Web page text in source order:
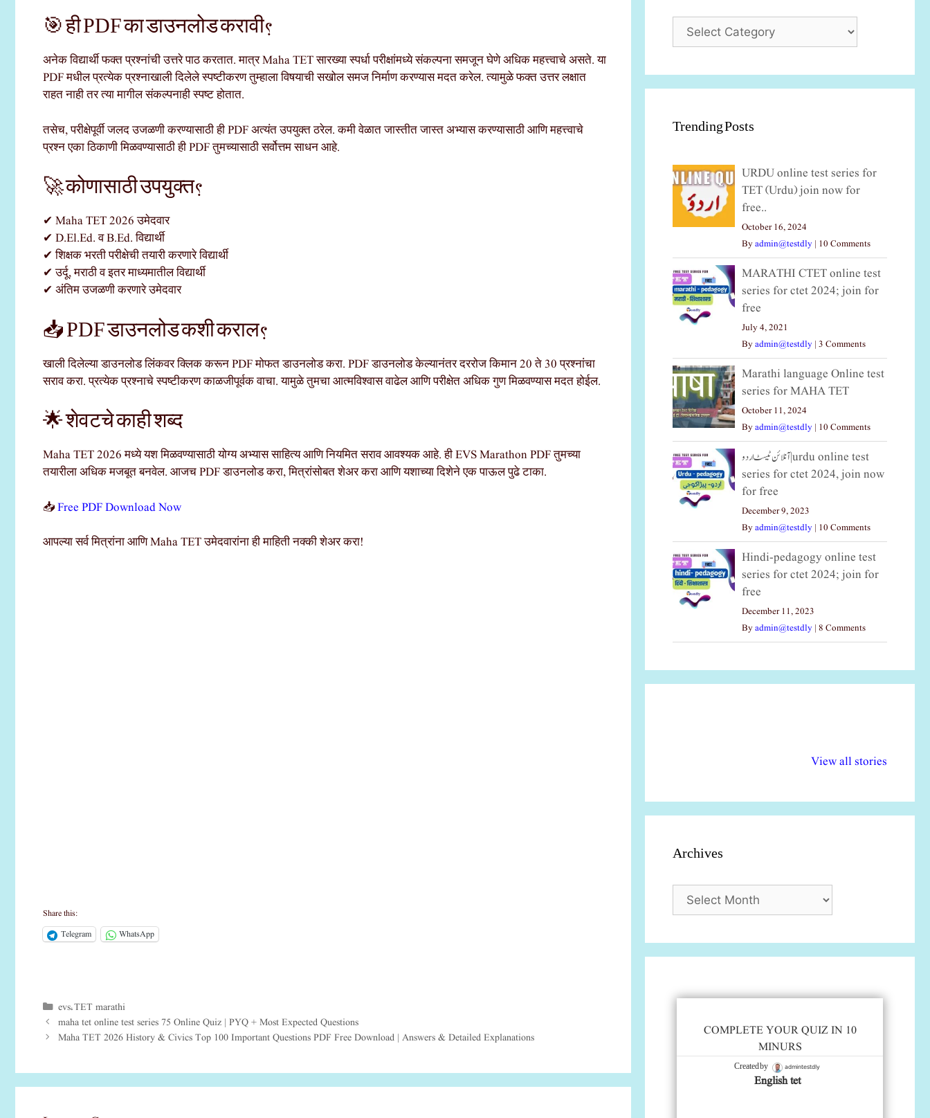
🎯 ही PDF का डाउनलोड करावी?
अनेक विद्यार्थी फक्त प्रश्नांची उत्तरे पाठ करतात. मात्र Maha TET सारख्या स्पर्धा परीक्षांमध्ये संकल्पना समजून घेणे अधिक महत्त्वाचे असते. या
PDF मधील प्रत्येक प्रश्नाखाली दिलेले स्पष्टीकरण तुम्हाला विषयाची सखोल समज निर्माण करण्यास मदत करेल. त्यामुळे फक्त उत्तर लक्षात
राहत नाही तर त्या मागील संकल्पनाही स्पष्ट होतात.
तसेच, परीक्षेपूर्वी जलद उजळणी करण्यासाठी ही PDF अत्यंत उपयुक्त ठरेल. कमी वेळात जास्तीत जास्त अभ्यास करण्यासाठी आणि महत्त्वाचे
प्रश्न एका ठिकाणी मिळवण्यासाठी ही PDF तुमच्यासाठी सर्वोत्तम साधन आहे.
🚀 कोणासाठी उपयुक्त?
✔ Maha TET 2026 उमेदवार
✔ D.El.Ed. व B.Ed. विद्यार्थी
✔ शिक्षक भरती परीक्षेची तयारी करणारे विद्यार्थी
✔ उर्दू, मराठी व इतर माध्यमातील विद्यार्थी
✔ अंतिम उजळणी करणारे उमेदवार
📥 PDF डाउनलोड कशी कराल?
खाली दिलेल्या डाउनलोड लिंकवर क्लिक करून PDF मोफत डाउनलोड करा. PDF डाउनलोड केल्यानंतर दररोज किमान 20 ते 30 प्रश्नांचा
सराव करा. प्रत्येक प्रश्नाचे स्पष्टीकरण काळजीपूर्वक वाचा. यामुळे तुमचा आत्मविश्वास वाढेल आणि परीक्षेत अधिक गुण मिळवण्यास मदत होईल.
🌟 शेवटचे काही शब्द
Maha TET 2026 मध्ये यश मिळवण्यासाठी योग्य अभ्यास साहित्य आणि नियमित सराव आवश्यक आहे. ही EVS Marathon PDF तुमच्या
तयारीला अधिक मजबूत बनवेल. आजच PDF डाउनलोड करा, मित्रांसोबत शेअर करा आणि यशाच्या दिशेने एक पाऊल पुढे टाका.
📥Free PDF Download Now
आपल्या सर्व मित्रांना आणि Maha TET उमेदवारांना ही माहिती नक्की शेअर करा!
Share this:
Telegram
WhatsApp
Categories
evs, TET marathi
maha tet online test series 75 Online Quiz | PYQ + Most Expected Questions
Maha TET 2026 History & Civics Top 100 Important Questions PDF Free Download | Answers & Detailed Explanations
Categories
Trending Posts
URDU online test series for
TET (Urdu) join now for
free..
October 16, 2024
Byadmin@testdly | 10 Comments
MARATHI CTET online test
series for ctet 2024; join for
free
July 4, 2021
Byadmin@testdly | 3 Comments
Marathi language Online test
series for MAHA TET
October 11, 2024
Byadmin@testdly | 10 Comments
آنلائن ٹیسٹ اردو|urdu online test
series for ctet 2024, join now
for free
December 9, 2023
Byadmin@testdly | 10 Comments
Hindi-pedagogy online test
series for ctet 2024; join for
free
December 11, 2023
Byadmin@testdly | 8 Comments
View all stories
अधिकार दिवस| 18
Archives
Archives
COMPLETE YOUR QUIZ IN 10
MINURS
Created by admintestdly
English tet